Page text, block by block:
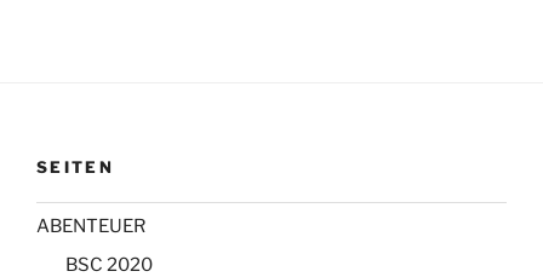
SEITEN
ABENTEUER
BSC 2020